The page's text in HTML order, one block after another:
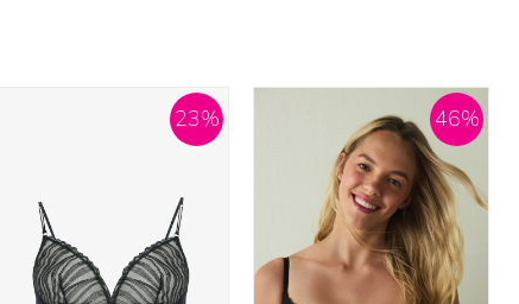
23% 46%